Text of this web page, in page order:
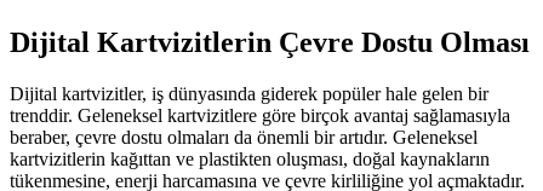
Dijital Kartvizitlerin Çevre Dostu Olması
Dijital kartvizitler, iş dünyasında giderek popüler hale gelen bir
trenddir. Geleneksel kartvizitlere göre birçok avantaj sağlamasıyla
beraber, çevre dostu olmaları da önemli bir artıdır. Geleneksel
kartvizitlerin kağıttan ve plastikten oluşması, doğal kaynakların
tükenmesine, enerji harcamasına ve çevre kirliliğine yol açmaktadır.